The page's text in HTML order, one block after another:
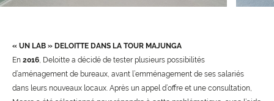
« UN LAB » DELOITTE DANS LA TOUR MAJUNGA
En 2016, Deloitte a décidé de tester plusieurs possibilités
d’aménagement de bureaux, avant l’emménagement de ses salariés
dans leurs nouveaux locaux. Après un appel d’offre et une consultation,